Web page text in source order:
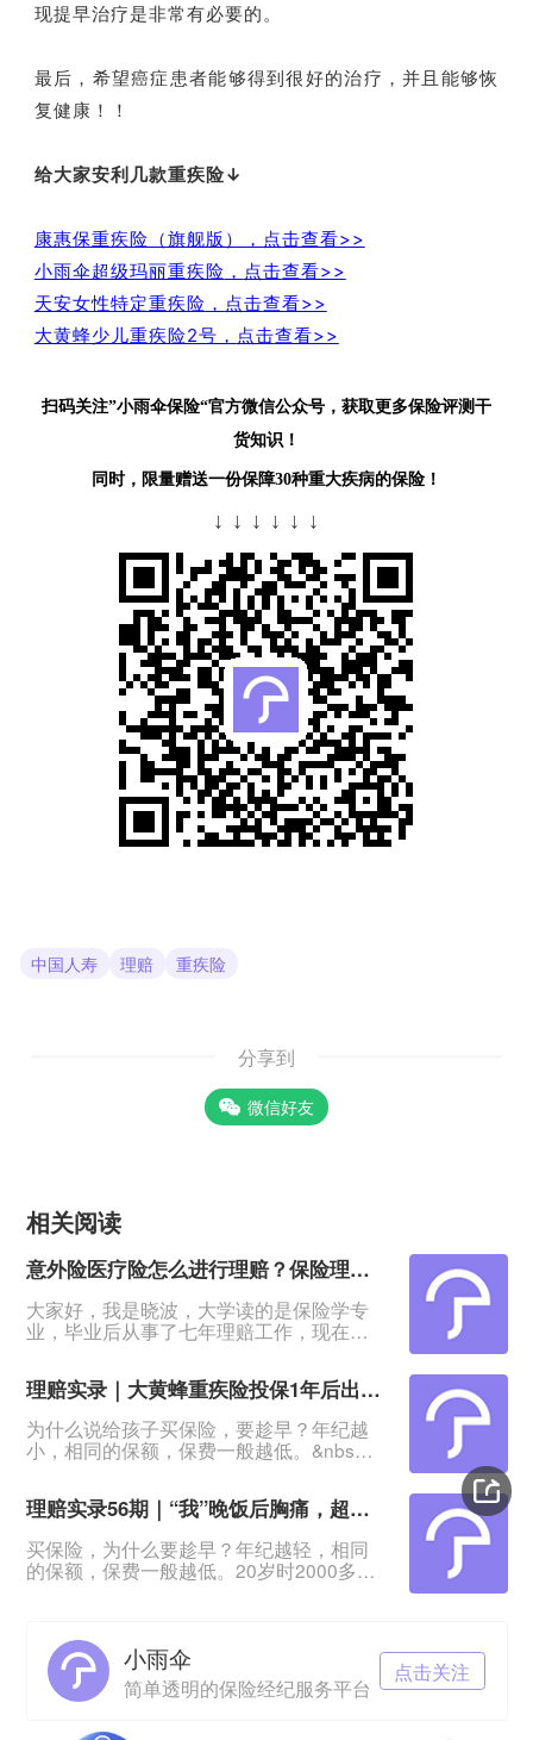
现提早治疗是非常有必要的。
最后，希望癌症患者能够得到很好的治疗，并且能够恢
复健康！！
给大家安利几款重疾险↓
康惠保重疾险（旗舰版），点击查看>>
小雨伞超级玛丽重疾险 ， 点击查看>>
天安女性特定重疾险 ， 点击查看>>
大黄蜂少儿重疾险2号， 点击查看>>
扫码关注”小雨伞保险“官方微信公众号，获取更多保险评测干
货知识！
同时，限量赠送一份保障30种重大疾病的保险！
↓ ↓ ↓ ↓ ↓ ↓
中国人寿 理赔 重疾险
分享到
微信好友
相关阅读
意外险医疗险怎么进行理赔？保险理赔时间有限制吗？
大家好，我是晓波，大学读的是保险学专
业，毕业后从事了七年理赔工作，现在是
给我看了留言，发现大家都对理赔老师的
工作感兴趣，所以今天我就来给大家揭秘
一下！因为小雨伞是保险经纪公司，所以
在小雨伞当理赔老师，既要面对客户，又
要对接保险公司，充当一个纽带的作用。
拿给你的人！我的工作总的来说，就是围
理赔实录｜大黄蜂重疾险投保1年后出险！1587.09保费，45万元赔付
为什么说给孩子买保险，要趁早？年纪越
小，相同的保额，保费一般越低。&nbsp;
录。小雨伞大黄蜂少儿重疾系列真实案例
产品名称: 小雨伞大黄蜂少儿重疾险3号
Plus保司名称: 横琴人寿被保险人: 覃宝
宝，1岁9个月投保时间: 2021-01-28已缴
保费1587.09出险原因:婴儿型脊髓性肌萎
理赔实录56期｜“我”晚饭后胸痛，超级玛丽赔11.25万元
买保险，为什么要趁早？年纪越轻，相同
的保额，保费一般越低。20岁时2000多保
子。年轻的时候，黄女士觉得身体好，买
保险大概率是不会理赔的，纯属“浪费钱”。
等到40多岁，看到身边的亲戚朋友不时传
来患癌，甚至去世的消息，黄女士才感到
小雨伞
简单透明的保险经纪服务平台
点击关注